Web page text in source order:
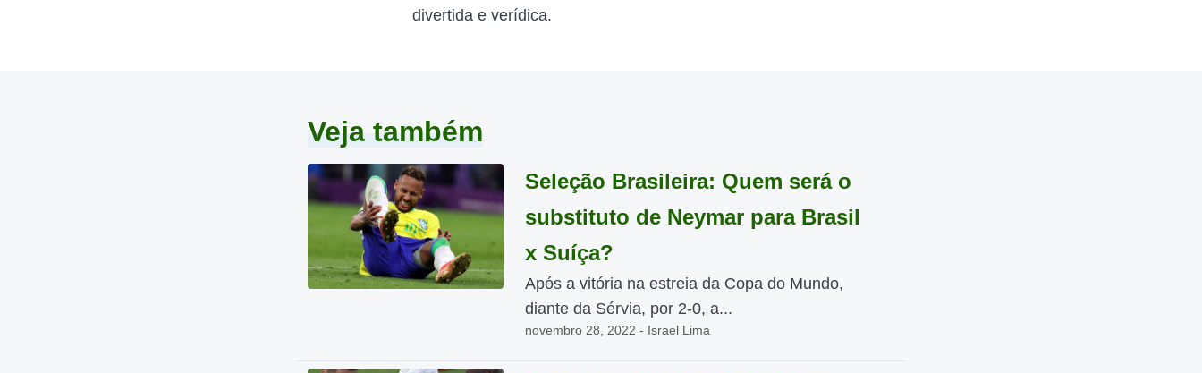
divertida e verídica.
Veja também
Seleção Brasileira: Quem será o
substituto de Neymar para Brasil
x Suíça?
Após a vitória na estreia da Copa do Mundo,
diante da Sérvia, por 2-0, a...
novembro 28, 2022 - Israel Lima